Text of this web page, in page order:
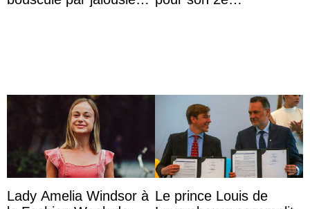
Lady Amelia Windsor à Le prince Louis de